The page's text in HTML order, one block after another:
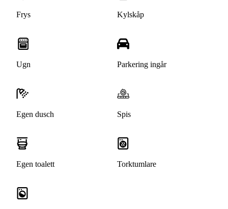
Frys Kylskåp
Ugn Parkering ingår
Egen dusch Spis
Egen toalett Torktumlare